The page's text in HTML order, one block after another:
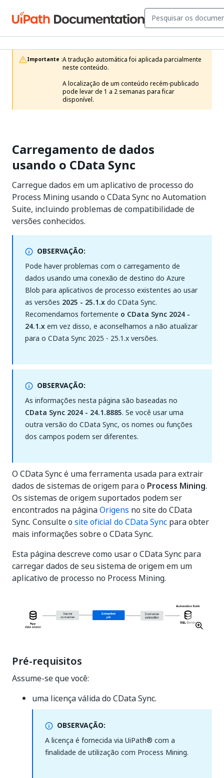
Importante :A tradução automática foi aplicada parcialmente
neste conteúdo.
A localização de um conteúdo recém-publicado
pode levar de 1 a 2 semanas para ficar
disponível.
Carregamento de dados
usando o CData Sync
Carregue dados em um aplicativo de processo do
Process Mining usando o CData Sync no Automation
Suite, incluindo problemas de compatibilidade de
versões conhecidos.
OBSERVAÇÃO:
Pode haver problemas com o carregamento de
dados usando uma conexão de destino do Azure
Blob para aplicativos de processo existentes ao usar
as versões 2025 - 25.1.xdo CData Sync.
Recomendamos fortemente o CData Sync 2024 -
24.1.xem vez disso, e aconselhamos a não atualizar
para o CData Sync 2025 - 25.1.x versões.
OBSERVAÇÃO:
As informações nesta página são baseadas no
CData Sync 2024 - 24.1.8885. Se você usar uma
outra versão do CData Sync, os nomes ou funções
dos campos podem ser diferentes.
O CData Sync é uma ferramenta usada para extrair
dados de sistemas de origem para o Process Mining.
Os sistemas de origem suportados podem ser
encontrados na páginaOrigens no site do CData
Sync. Consulte o site oficial do CData Sync para obter
mais informações sobre o CData Sync.
Esta página descreve como usar o CData Sync para
carregar dados de seu sistema de origem em um
aplicativo de processo no Process Mining.
Pré-requisitos
Assume-se que você:
uma licença válida do CData Sync.
OBSERVAÇÃO:
A licença é fornecida via UiPath® com a
finalidade de utilização com Process Mining.